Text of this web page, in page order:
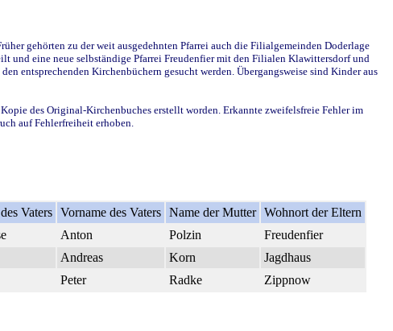
gehörten zu der weit ausgedehnten Pfarrei auch die Filialgemeinden Doderlage
und eine neue selbständige Pfarrei Freudenfier mit den Filialen Klawittersdorf und
entsprechenden Kirchenbüchern gesucht werden. Übergangsweise sind Kinder aus
des Original-Kirchenbuches erstellt worden. Erkannte zweifelsfreie Fehler im
auf Fehlerfreiheit erhoben.
Vaters Vorname des Vaters Name der Mutter Wohnort der Eltern
Anton Polzin
Freudenfier
Andreas Korn
Jagdhaus
Peter Radke Zippnow